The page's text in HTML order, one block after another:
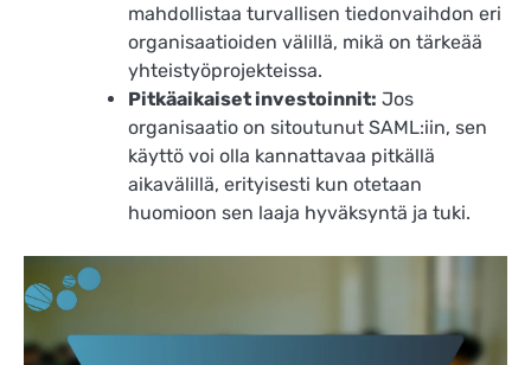
mahdollistaa turvallisen tiedonvaihdon eri
organisaatioiden välillä, mikä on tärkeää
yhteistyöprojekteissa.
Pitkäaikaiset investoinnit: Jos
organisaatio on sitoutunut SAML:iin, sen
käyttö voi olla kannattavaa pitkällä
aikavälillä, erityisesti kun otetaan
huomioon sen laaja hyväksyntä ja tuki.